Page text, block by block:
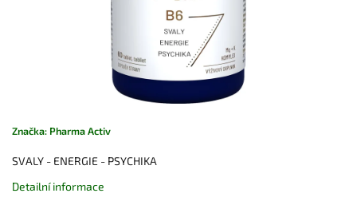
Značka: Pharma Activ
SVALY - ENERGIE - PSYCHIKA
Detailní informace